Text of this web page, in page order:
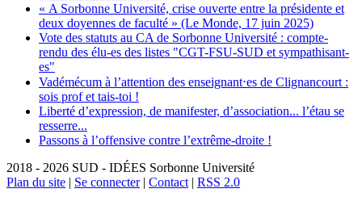
« A Sorbonne Université, crise ouverte entre la présidente et
deux doyennes de faculté » (Le Monde, 17 juin 2025)
Vote des statuts au CA de Sorbonne Université : compte-
rendu des élu-es des listes "CGT-FSU-SUD et sympathisant-
es"
Vadémécum à l’attention des enseignant⋅es de Clignancourt :
sois prof et tais-toi !
Liberté d’expression, de manifester, d’association... l’étau se
resserre...
Passons à l’offensive contre l’extrême-droite !
2018 - 2026 SUD - IDÉES Sorbonne Université
Plan du site | Se connecter| Contact | RSS 2.0